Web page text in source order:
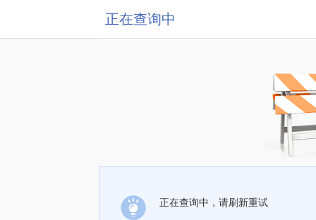
正在查询中
正在查询中，请刷新重试